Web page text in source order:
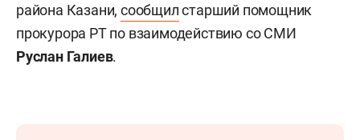
района Казани,сообщилстарший помощник
прокурора РТ по взаимодействию со СМИ
Руслан Галиев.